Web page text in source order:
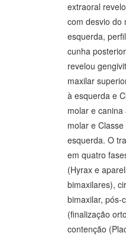
extraoral
com desvio do
esquerda,
cunha
revelou
maxilar
à esquerda e
molar e
molar e
esquerda. O
em quatro
(Hyrax e
bimaxilares),
bimaxilar, pós-
(finalização
contenção